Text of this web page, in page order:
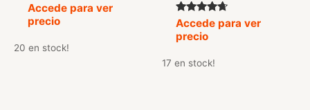
Accede para ver
precio
20 en stock!
Valorado
con
4.50
Accede para ver
precio
17 en stock!